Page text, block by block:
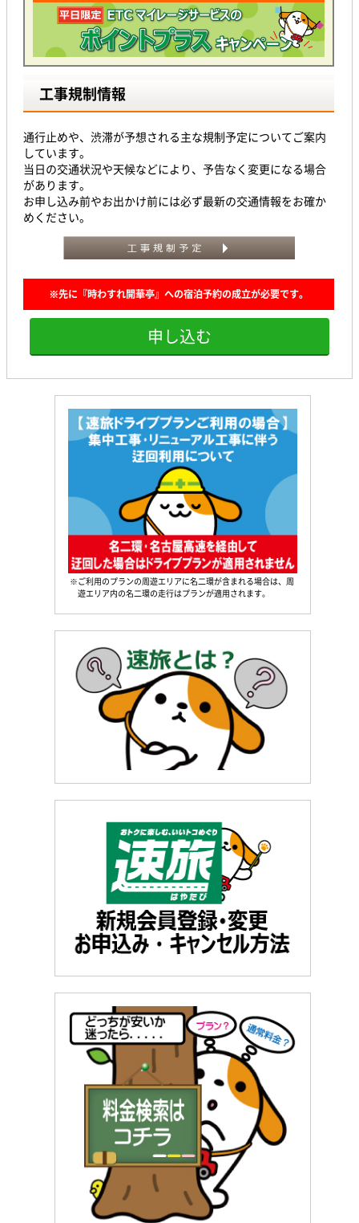
工事規制情報
通行止めや、渋滞が予想される主な規制予定についてご案内
しています。
当日の交通状況や天候などにより、予告なく変更になる場合
があります。
お申し込み前やお出かけ前には必ず最新の交通情報をお確か
めください。
※先に『時わすれ開華亭』への宿泊予約の成立が必要です。
申し込む
※ご利用のプランの周遊エリアに名二環が含まれる場合は、周
遊エリア内の名二環の走行はプランが適用されます。